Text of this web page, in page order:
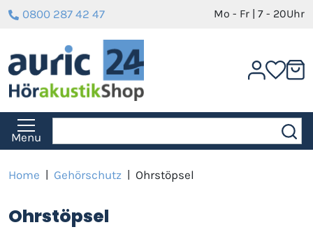
0800 287 42 47 Mo - Fr | 7 - 20Uhr
Menu
Home | Gehörschutz | Ohrstöpsel
Ohrstöpsel